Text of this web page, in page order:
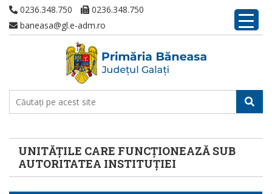
0236.348.750
0236.348.750
baneasa@gl.e-adm.ro
UNITĂȚILE CARE FUNCȚIONEAZĂ SUB
AUTORITATEA INSTITUȚIEI